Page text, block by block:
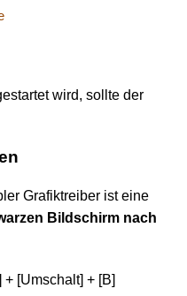
wird, sollte der
Grafiktreiber ist eine
Bildschirm nach
[Umschalt] + [B]